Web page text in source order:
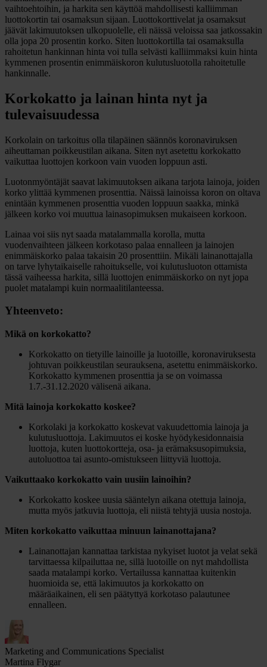
vaihtoehtoihin, ja harkita sen käyttöä mahdollisesti kalliimman
luottokortin tai osamaksun sijaan. Luottokorttivelat ja osamaksut
jäävät lakimuutoksen ulkopuolelle, eli näissä veloissa saa jatkossakin
olla jopa 20 prosentin korko. Siten luottokortilla tai osamaksulla
rahoitetun hankinnan hinta voi tulla selvästi kalliimmaksi kuin hinta
kymmenen prosentin enimmäiskoron kulutusluotolla rahoitetulle
hankinnalle.
Korkokatto ja lainan hinta nyt ja
tulevaisuudessa
Korkolain on tarkoitus olla tilapäinen säännös koronaviruksen
aiheuttaman poikkeustilan aikana. Siten nyt asetettu korkokatto
vaikuttaa luottojen korkoon vain vuoden loppuun asti.
Luotonmyöntäjät saavat lakimuutoksen aikana tarjota lainoja, joiden
korko ylittää kymmenen prosenttia. Näissä lainoissa koron on oltava
enintään kymmenen prosenttia vuoden loppuun saakka, minkä
jälkeen korko voi muuttua lainasopimuksen mukaiseen korkoon.
Lainaa voi siis nyt saada matalammalla korolla, mutta
vuodenvaihteen jälkeen korkotaso palaa ennalleen ja lainojen
enimmäiskorko palaa takaisin 20 prosenttiin. Mikäli lainanottajalla
on tarve lyhytaikaiselle rahoitukselle, voi kulutusluoton ottamista
tässä vaiheessa harkita, sillä luottojen enimmäiskorko on nyt jopa
puolet matalampi kuin normaalitilanteessa.
Yhteenveto:
Mikä on korkokatto?
Korkokatto on tietyille lainoille ja luotoille, koronaviruksesta
johtuvan poikkeustilan seurauksena, asetettu enimmäiskorko.
Korkokatto kymmenen prosenttia ja se on voimassa
1.7.-31.12.2020 välisenä aikana.
Mitä lainoja korkokatto koskee?
Korkolaki ja korkokatto koskevat vakuudettomia lainoja ja
kulutusluottoja. Lakimuutos ei koske hyödykesidonnaisia
luottoja, kuten luottokortteja, osa- ja erämaksusopimuksia,
autoluottoa tai asunto-omistukseen liittyviä luottoja.
Vaikuttaako korkokatto vain uusiin lainoihin?
Korkokatto koskee uusia sääntelyn aikana otettuja lainoja,
mutta myös jatkuvia luottoja, eli niistä tehtyjä uusia nostoja.
Miten korkokatto vaikuttaa minuun lainanottajana?
Lainanottajan kannattaa tarkistaa nykyiset luotot ja velat sekä
tarvittaessa kilpailuttaa ne, sillä luotoille on nyt mahdollista
saada matalampi korko. Vertailussa kannattaa kuitenkin
huomioida se, että lakimuutos ja korkokatto on
määräaikainen, eli sen päätyttyä korkotaso palautunee
ennalleen.
Marketing and Communications Specialist
Martina Flygar